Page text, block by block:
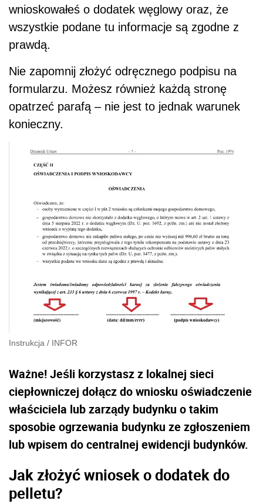
wnioskowałeś o dodatek węglowy oraz, że
wszystkie podane tu informacje są zgodne z
prawdą.
Nie zapomnij złożyć odręcznego podpisu na
formularzu. Możesz również każdą stronę
opatrzeć parafą – nie jest to jednak warunek
konieczny.
Instrukcja / INFOR
Ważne! Jeśli korzystasz z lokalnej sieci
ciepłowniczej dołącz do wniosku oświadczenie
właściciela lub zarządy budynku o takim
sposobie ogrzewania budynku ze zgłoszeniem
lub wpisem do centralnej ewidencji budynków.
Jak złożyć wniosek o dodatek do
pelletu?